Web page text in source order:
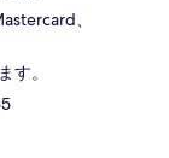
、
す。